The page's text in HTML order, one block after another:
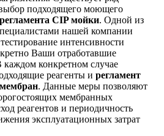
подходящего моющего
регламента CIP мойки. Одной из
нашей компании
интенсивности
Ваши отработавшие
конкретном случае
реагенты и регламент
. Данные меры позволяют
мембранных
реагентов и периодичность
эксплуатационных затрат